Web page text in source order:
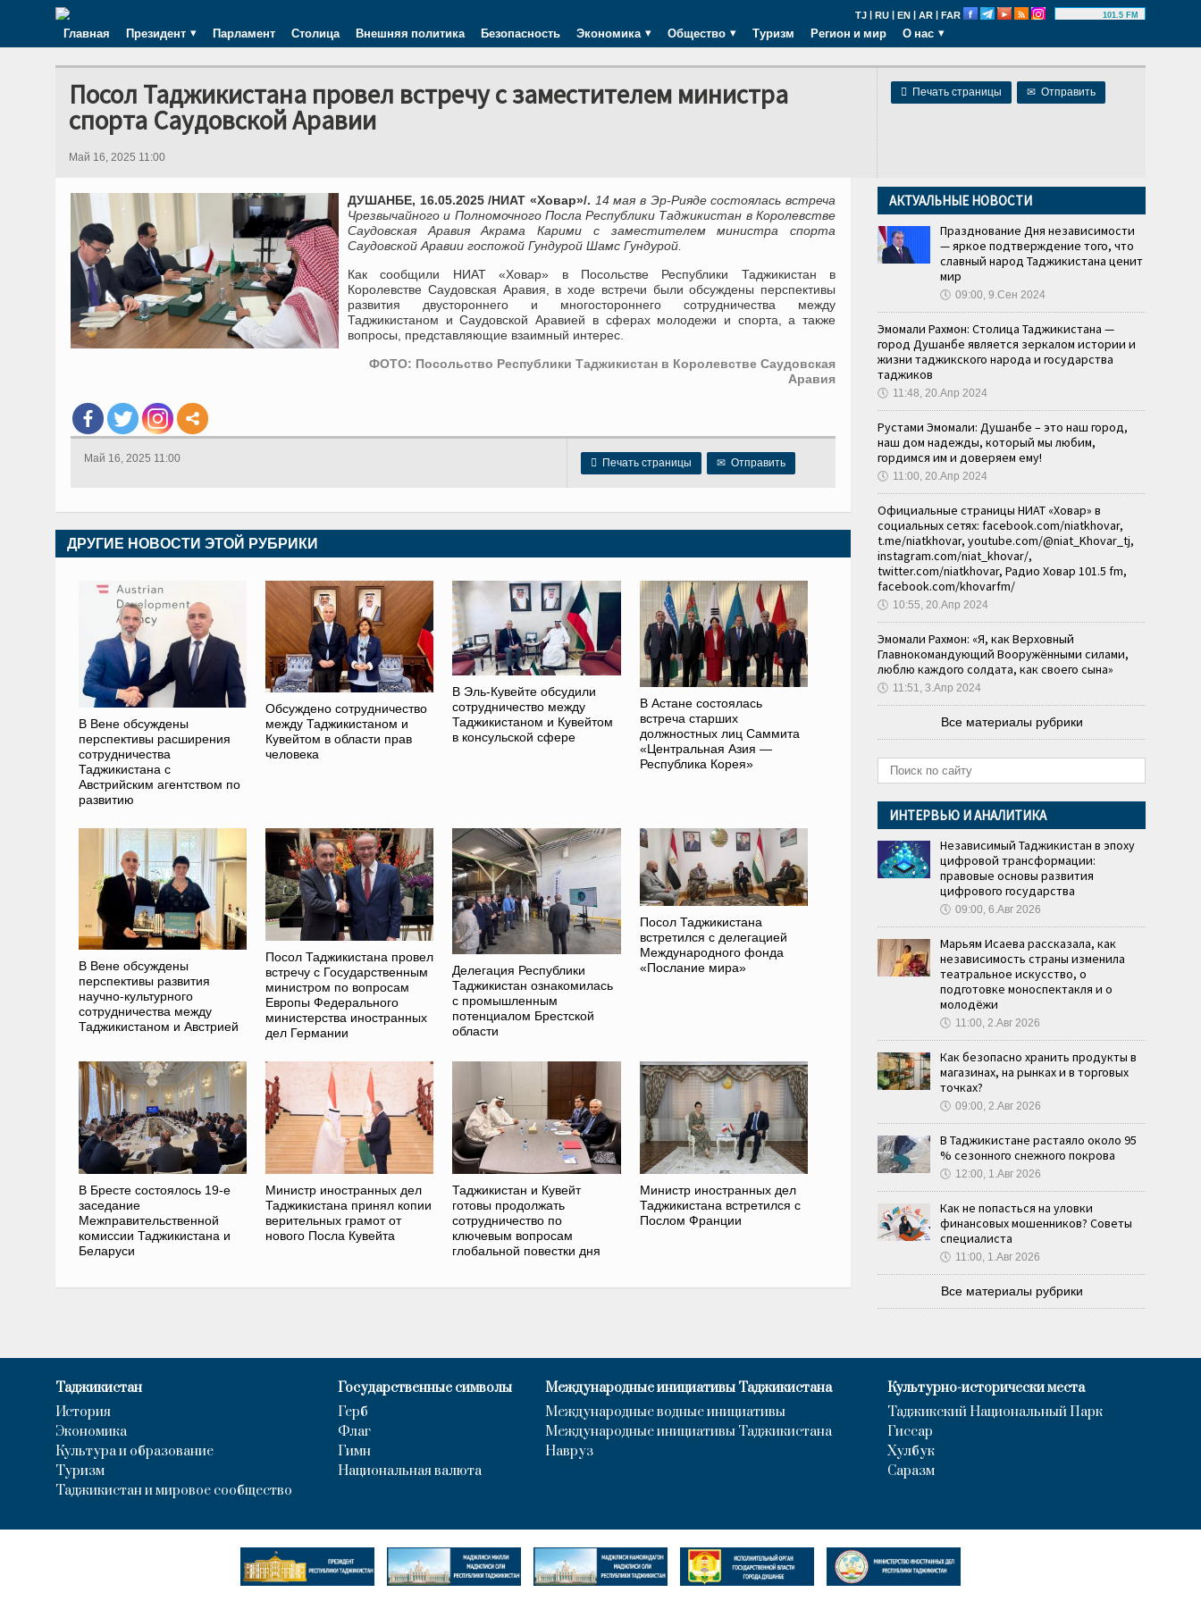
TJ | RU | EN | AR | FAR 101.5 FM
Главная Президент Парламент Столица Внешняя политика Безопасность Экономика Общество Туризм Регион и мир О нас
 Печать страницы ✉ Отправить
Посол Таджикистана провел встречу с заместителем министра
спорта Саудовской Аравии
Май 16, 2025 11:00
ДУШАНБЕ, 16.05.2025 /НИАТ «Ховар»/. 14 мая в Эр-Рияде состоялась встреча
Чрезвычайного и Полномочного Посла Республики Таджикистан в Королевстве
Саудовская Аравия Акрама Карими с заместителем министра спорта
Саудовской Аравии госпожой Гундурой Шамс Гундурой.
Как сообщили НИАТ «Ховар» в Посольстве Республики Таджикистан в
Королевстве Саудовская Аравия, в ходе встречи были обсуждены перспективы
развития двустороннего и многостороннего сотрудничества между
Таджикистаном и Саудовской Аравией в сферах молодежи и спорта, а также
вопросы, представляющие взаимный интерес.
ФОТО: Посольство Республики Таджикистан в Королевстве Саудовская
Аравия
 Печать страницы ✉ Отправить
Май 16, 2025 11:00
ДРУГИЕ НОВОСТИ ЭТОЙ РУБРИКИ
В Вене обсуждены
перспективы расширения
сотрудничества
Таджикистана с
Австрийским агентством по
развитию
Обсуждено сотрудничество
между Таджикистаном и
Кувейтом в области прав
человека
В Эль-Кувейте обсудили
сотрудничество между
Таджикистаном и Кувейтом
в консульской сфере
В Астане состоялась
встреча старших
должностных лиц Саммита
«Центральная Азия —
Республика Корея»
В Вене обсуждены
перспективы развития
научно-культурного
сотрудничества между
Таджикистаном и Австрией
Посол Таджикистана провел
встречу с Государственным
министром по вопросам
Европы Федерального
министерства иностранных
дел Германии
Делегация Республики
Таджикистан ознакомилась
с промышленным
потенциалом Брестской
области
Посол Таджикистана
встретился с делегацией
Международного фонда
«Послание мира»
В Бресте состоялось 19-е
заседание
Межправительственной
комиссии Таджикистана и
Беларуси
Министр иностранных дел
Таджикистана принял копии
верительных грамот от
нового Посла Кувейта
Таджикистан и Кувейт
готовы продолжать
сотрудничество по
ключевым вопросам
глобальной повестки дня
Министр иностранных дел
Таджикистана встретился с
Послом Франции
АКТУАЛЬНЫЕ НОВОСТИ
Празднование Дня независимости
— яркое подтверждение того, что
славный народ Таджикистана ценит
мир
🕔 09:00, 9.Сен 2024
Эмомали Рахмон: Столица Таджикистана —
город Душанбе является зеркалом истории и
жизни таджикского народа и государства
таджиков
🕔 11:48, 20.Апр 2024
Рустами Эмомали: Душанбе – это наш город,
наш дом надежды, который мы любим,
гордимся им и доверяем ему!
🕔 11:00, 20.Апр 2024
Официальные страницы НИАТ «Ховар» в
социальных сетях: facebook.com/niatkhovar,
t.me/niatkhovar, youtube.com/@niat_Khovar_tj,
instagram.com/niat_khovar/,
twitter.com/niatkhovar, Радио Ховар 101.5 fm,
facebook.com/khovarfm/
🕔 10:55, 20.Апр 2024
Эмомали Рахмон: «Я, как Верховный
Главнокомандующий Вооружёнными силами,
люблю каждого солдата, как своего сына»
🕔 11:51, 3.Апр 2024
Все материалы рубрики
ИНТЕРВЬЮ И АНАЛИТИКА
Независимый Таджикистан в эпоху
цифровой трансформации:
правовые основы развития
цифрового государства
🕔 09:00, 6.Авг 2026
Марьям Исаева рассказала, как
независимость страны изменила
театральное искусство, о
подготовке моноспектакля и о
молодёжи
🕔 11:00, 2.Авг 2026
Как безопасно хранить продукты в
магазинах, на рынках и в торговых
точках?
🕔 09:00, 2.Авг 2026
В Таджикистане растаяло около 95
% сезонного снежного покрова
🕔 12:00, 1.Авг 2026
Как не попасться на уловки
финансовых мошенников? Советы
специалиста
🕔 11:00, 1.Авг 2026
Все материалы рубрики
Таджикистан
История
Экономика
Культура и образование
Туризм
Таджикистан и мировое сообщество
Государственные символы
Герб
Флаг
Гимн
Национальная валюта
Международные инициативы Таджикистана
Международные водные инициативы
Международные инициативы Таджикистана
Навруз
Культурно-исторически места
Таджикский Национальный Парк
Гиссар
Хулбук
Саразм